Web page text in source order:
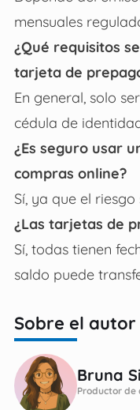
mensuales
¿Qué requisitos
tarjeta de
En general, solo
cédula de
¿Es seguro usar
compras online?
Sí, ya que el
¿Las tarjetas de
Sí, todas tienen
saldo puede
Sobre el autor
Bruna
Productor de